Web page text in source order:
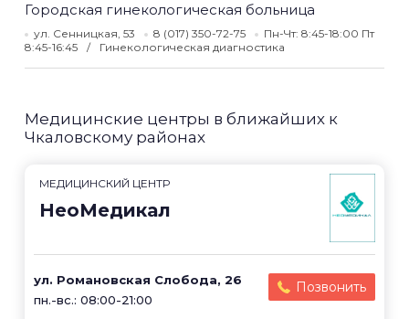
Городская гинекологическая больница
ул. Сенницкая, 53 8 (017) 350-72-75
Пн-Чт: 8:45-18:00 Пт
8:45-16:45
Гинекологическая диагностика
Медицинские центры в ближайших к
Чкаловскому районах
МЕДИЦИНСКИЙ ЦЕНТР
НеоМедикал
ул. Романовская Слобода, 26
пн.-вс.: 08:00-21:00
Позвонить